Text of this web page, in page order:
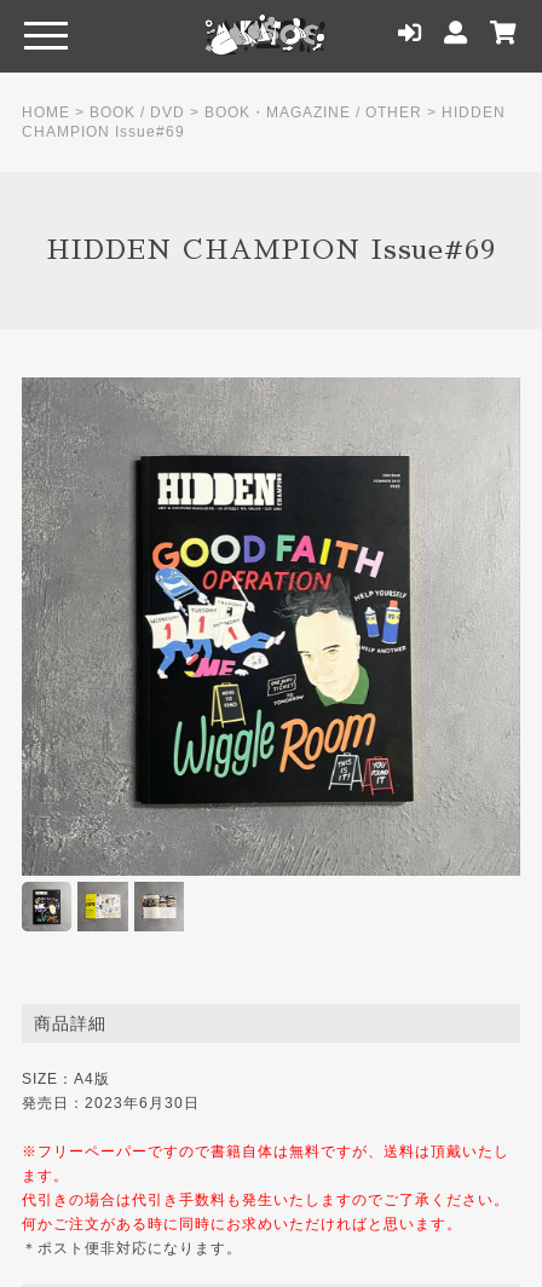
HOME > BOOK / DVD > BOOK・MAGAZINE / OTHER > HIDDEN
CHAMPION Issue#69
HIDDEN CHAMPION Issue#69
商品詳細
SIZE：A4版
発売日：2023年6月30日
※フリーペーパーですので書籍自体は無料ですが、送料は頂戴いたし
ます。
代引きの場合は代引き手数料も発生いたしますのでご了承ください。
何かご注文がある時に同時にお求めいただければと思います。
＊ポスト便非対応になります。